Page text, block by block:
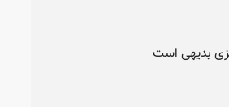
بدیهی است